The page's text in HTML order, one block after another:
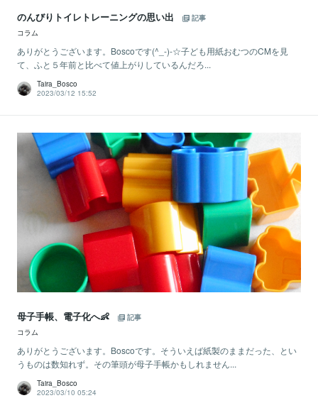
のんびりトイレトレーニングの思い出
記事
コラム
ありがとうございます。Boscoです(^_-)-☆子ども用紙おむつのCMを見
て、ふと５年前と比べて値上がりしているんだろ...
Taira_Bosco
2023/03/12 15:52
母子手帳、電子化へ👶
記事
コラム
ありがとうございます。Boscoです。そういえば紙製のままだった、とい
うものは数知れず。その筆頭が母子手帳かもしれません...
Taira_Bosco
2023/03/10 05:24